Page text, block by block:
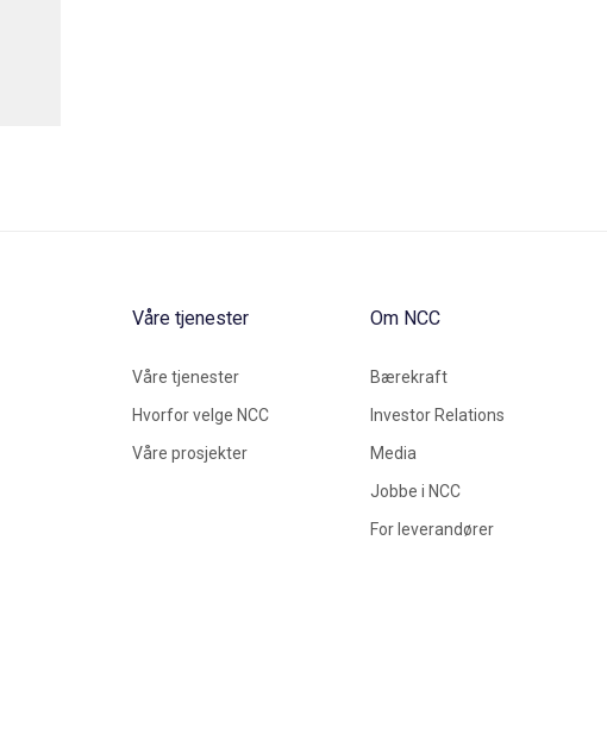
Våre tjenester
Våre tjenester
Hvorfor velge NCC
Våre prosjekter
Om NCC
Bærekraft
Investor Relations
Media
Jobbe i NCC
For leverandører